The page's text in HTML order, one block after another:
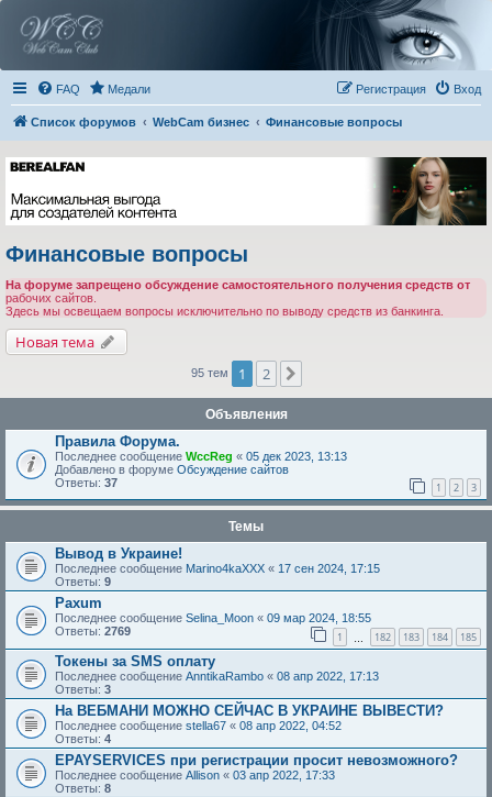
FAQ Медали Вход
Регистрация
Список форумов WebCam бизнес Финансовые вопросы
Финансовые вопросы
На форуме запрещено обсуждение самостоятельного получения средств от
рабочих сайтов.
Здесь мы освещаем вопросы исключительно по выводу средств из банкинга.
Новая тема
95 тем 1 2
Объявления
Правила Форума.
Последнее сообщение WccReg « 05 дек 2023, 13:13
Добавлено в форуме Обсуждение сайтов
Ответы: 37 1 2 3
Темы
Вывод в Украине!
Последнее сообщение Marino4kaXXX « 17 сен 2024, 17:15
Ответы: 9
Paxum
Последнее сообщение Selina_Moon « 09 мар 2024, 18:55
Ответы: 2769 1 182 183 184 185
Токены за SMS оплату
Последнее сообщение AnntikaRambo « 08 апр 2022, 17:13
Ответы: 3
На ВЕБМАНИ МОЖНО СЕЙЧАС В УКРАИНЕ ВЫВЕСТИ?
Последнее сообщение stella67 « 08 апр 2022, 04:52
Ответы: 4
EPAYSERVICES при регистрации просит невозможного?
Последнее сообщение Allison « 03 апр 2022, 17:33
Ответы: 8